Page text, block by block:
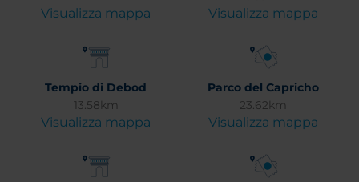
Visualizza mappa Visualizza mappa
Tempio di Debod
13.58km
Visualizza mappa
Parco del Capricho
23.62km
Visualizza mappa